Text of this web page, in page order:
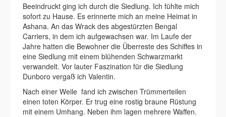
Beeindruckt ging ich durch die Siedlung. Ich fühlte mich
sofort zu Hause. Es erinnerte mich an meine Heimat in
Ashana. An das Wrack des abgestürzten Bengal
Carriers, in dem ich aufgewachsen war. Im Laufe der
Jahre hatten die Bewohner die Überreste des Schiffes in
eine Siedlung mit einem blühenden Schwarzmarkt
verwandelt. Vor lauter Faszination für die Siedlung
Dunboro vergaß ich Valentin.
Nach einer Weile fand ich zwischen Trümmerteilen
einen toten Körper. Er trug eine rostig braune Rüstung
mit einem Umhang. Neben ihm lagen mehrere Waffen.